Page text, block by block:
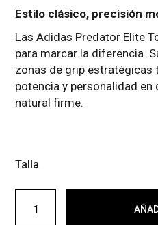
Estilo clásico, precisión
Las Adidas Predator Elite
para marcar la diferencia.
zonas de grip estratégicas
potencia y personalidad en
natural firme.
Talla
ADIDAS PREDATOR ELITE